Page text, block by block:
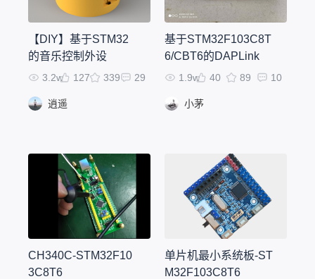
【DIY】基于STM32
的音乐控制外设
3.2w 127 339 29
逍遥
基于STM32F103C8T
6/CBT6的DAPLink
1.9w 40 89 10
小茅
CH340C-STM32F10
3C8T6
单片机最小系统板-ST
M32F103C8T6